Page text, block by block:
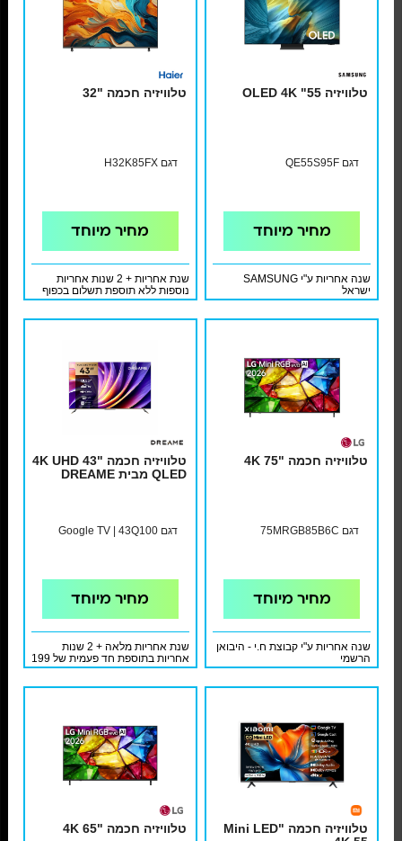
טלוויזיה OLED 4K "55
דגם QE55S95F
מחיר מיוחד
שנה אחריות ע"י SAMSUNG
ישראל
טלוויזיה חכמה "32
דגם H32K85FX
מחיר מיוחד
שנת אחריות + 2 שנות אחריות
נוספות ללא תוספת תשלום בכפוף
לתעודת אחריות ולתקנון
טלוויזיה חכמה "4K 75
דגם 75MRGB85B6C
מחיר מיוחד
שנה אחריות ע"י קבוצת ח.י - היבואן
הרשמי
טלוויזיה חכמה "43 4K UHD
QLED מבית DREAME
דגם Google TV | 43Q100
מחיר מיוחד
שנת אחריות מלאה + 2 שנות
אחריות בתוספת חד פעמית של 199
ש"ח ע"י אלקטרוניקס פרוטלפון
טלוויזיה חכמה "Mini LED
טלוויזיה חכמה "4K 65